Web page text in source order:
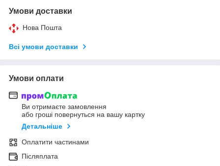
Умови доставки
Нова Пошта
Всі умови доставки
Умови оплати
Ви отримаєте замовлення
або гроші повернуться на вашу картку
Детальніше
Оплатити частинами
Післяплата